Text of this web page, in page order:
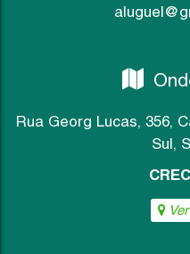
Rua Georg Lucas, 356,
Sul,